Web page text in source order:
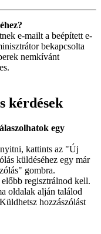
e-mailt a beépített e-
bekapcsolta
nemkívánt
kérdések
egy
kattints az "Új
küldéséhez egy már
gombra.
regisztrálnod kell.
oldalak alján találod
hozzászólást